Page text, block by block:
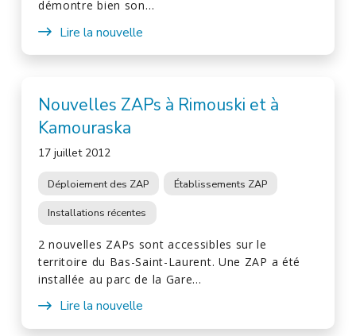
démontre bien son…
Lire la nouvelle
Nouvelles ZAPs à Rimouski et à
Kamouraska
17 juillet 2012
Déploiement des ZAP Établissements ZAP
Installations récentes
2 nouvelles ZAPs sont accessibles sur le
territoire du Bas-Saint-Laurent. Une ZAP a été
installée au parc de la Gare…
Lire la nouvelle